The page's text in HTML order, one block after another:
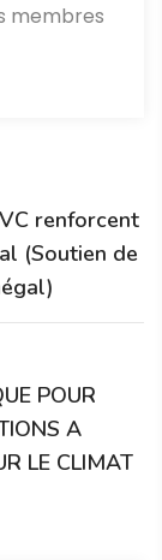
membres
renforcent
(Soutien de
POUR
A
LE CLIMAT